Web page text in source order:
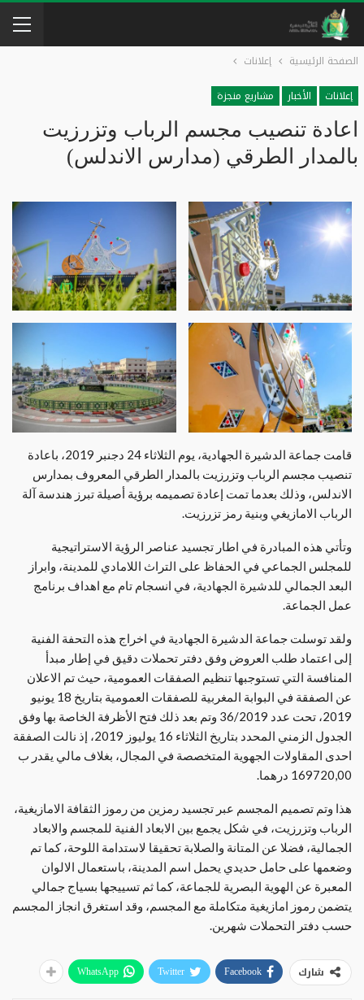
الصفحة الرئيسية
إعلانات
إعلانات
الأخبار مشاريع منجزة
اعادة تنصيب مجسم الرباب وتزرزيت
بالمدار الطرقي (مدارس الاندلس)
قامت جماعة الدشيرة الجهادية، يوم الثلاثاء 24 دجنبر 2019، باعادة
تنصيب مجسم الرباب وتزرزيت بالمدار الطرقي المعروف بمدارس
الاندلس، وذلك بعدما تمت إعادة تصميمه برؤية أصيلة تبرز هندسة آلة
الرباب الامازيغي وبنية رمز تزرزيت.
وتأتي هذه المبادرة في اطار تجسيد عناصر الرؤية الاستراتيجية
للمجلس الجماعي في الحفاظ على التراث اللامادي للمدينة، وابراز
البعد الجمالي للدشيرة الجهادية، في انسجام تام مع اهداف برنامج
عمل الجماعة.
ولقد توسلت جماعة الدشيرة الجهادية في اخراج هذه التحفة الفنية
إلى اعتماد طلب العروض وفق دفتر تحملات دقيق في إطار مبدأ
المنافسة التي تستوجبها تنظيم الصفقات العمومية، حيث تم الاعلان
عن الصفقة في البوابة المغربية للصفقات العمومية بتاريخ 18 يونيو
2019، تحت عدد 36/2019 وتم بعد ذلك فتح الأظرفة الخاصة بها وفق
الجدول الزمني المحدد بتاريخ الثلاثاء 16 يوليوز 2019، إذ نالت الصفقة
احدى المقاولات الجهوية المتخصصة في المجال، بغلاف مالي يقدر ب
169720,00 درهما.
هذا وتم تصميم المجسم عبر تجسيد رمزين من رموز الثقافة الامازيغية،
الرباب وتزرزيت، في شكل يجمع بين الابعاد الفنية للمجسم والابعاد
الجمالية، فضلا عن المتانة والصلابة تحقيقا لاستدامة اللوحة، كما تم
وضعمها على حامل حديدي يحمل اسم المدينة، باستعمال الالوان
المعبرة عن الهوية البصرية للجماعة، كما ثم تسييجها بسياج جمالي
يتضمن رموز امازيغية متكاملة مع المجسم، وقد استغرق انجاز المجسم
حسب دفتر التحملات شهرين.
شارك Facebook
Twitter
WhatsApp